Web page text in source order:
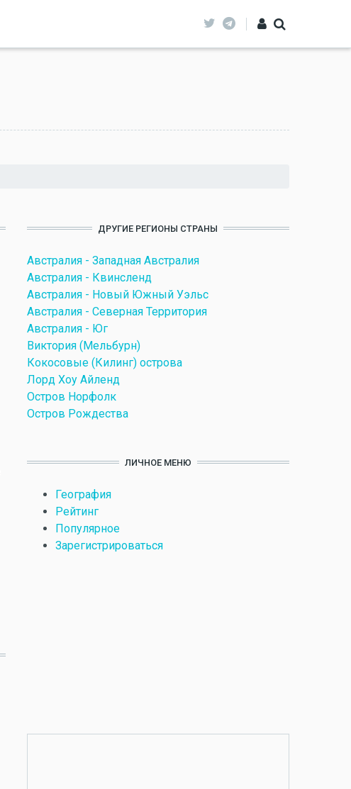
ДРУГИЕ РЕГИОНЫ СТРАНЫ
Австралия - Западная Австралия
Австралия - Квинсленд
Австралия - Новый Южный Уэльс
Австралия - Северная Территория
Австралия - Юг
Виктория (Мельбурн)
Кокосовые (Килинг) острова
Лорд Хоу Айленд
Остров Норфолк
Остров Рождества
ЛИЧНОЕ МЕНЮ
География
Рейтинг
Популярное
Зарегистрироваться